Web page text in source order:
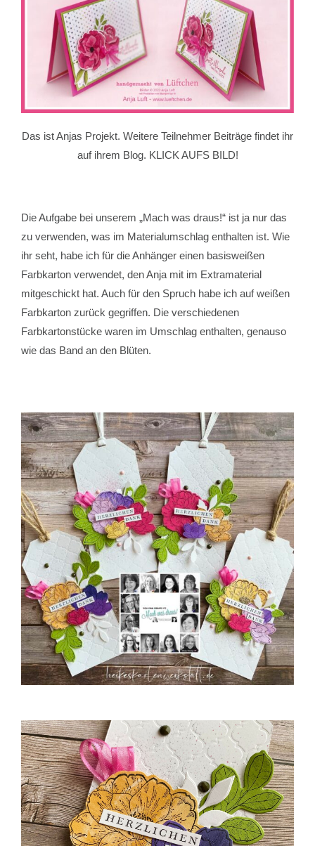
Das ist Anjas Projekt. Weitere Teilnehmer Beiträge findet ihr
auf ihrem Blog. KLICK AUFS BILD!
Die Aufgabe bei unserem „Mach was draus!“ ist ja nur das
zu verwenden, was im Materialumschlag enthalten ist. Wie
ihr seht, habe ich für die Anhänger einen basisweißen
Farbkarton verwendet, den Anja mit im Extramaterial
mitgeschickt hat. Auch für den Spruch habe ich auf weißen
Farbkarton zurück gegriffen. Die verschiedenen
Farbkartonstücke waren im Umschlag enthalten, genauso
wie das Band an den Blüten.